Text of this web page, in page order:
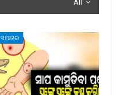
All
ସମାଚାର